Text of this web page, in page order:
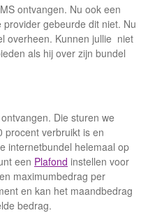
ontvangen. Nu ook een
gebeurde dit niet. Nu
overheen. Kunnen jullie niet
als hij over zijn bundel
Die sturen we
procent verbruikt is en
internetbundel helemaal op
een Plafond instellen voor
maximumbedrag per
en kan het maandbedrag
bedrag.